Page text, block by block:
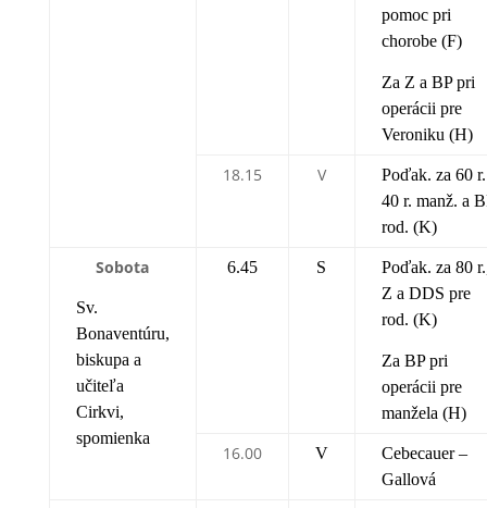
pomoc pri
chorobe (F)
Za Z a BP pri
operácii pre
Veroniku (H)
18.15 V
Poďak. za 60
40 r. manž. a
rod. (K)
Sobota
Sv.
Bonaventúru,
biskupa a
učiteľa
Cirkvi,
spomienka
6.45 S
Poďak. za 80
Z a DDS pre
rod. (K)
Za BP pri
operácii pre
manžela (H)
16.00 V
Cebecauer –
Gallová